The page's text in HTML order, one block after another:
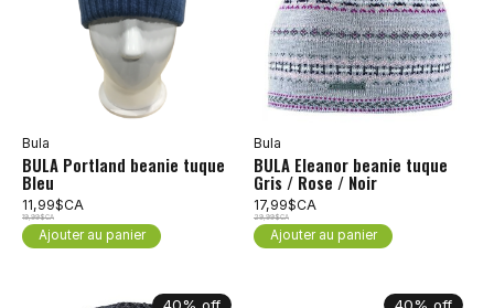
Bula
BULA Portland beanie tuque
Bleu
11,99$CA
19,99$CA
Ajouter au panier
Bula
BULA Eleanor beanie tuque
Gris / Rose / Noir
17,99$CA
29,99$CA
Ajouter au panier